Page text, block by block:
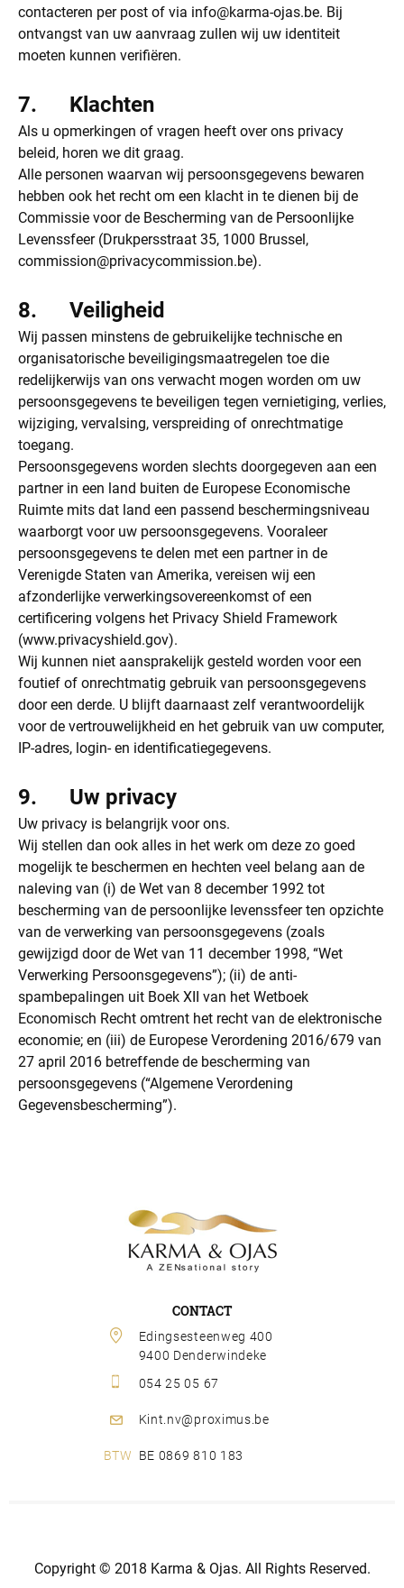
contacteren per post of via info@karma-ojas.be. Bij
ontvangst van uw aanvraag zullen wij uw identiteit
moeten kunnen verifiëren.
7. Klachten
Als u opmerkingen of vragen heeft over ons privacy
beleid, horen we dit graag.
Alle personen waarvan wij persoonsgegevens bewaren
hebben ook het recht om een klacht in te dienen bij de
Commissie voor de Bescherming van de Persoonlijke
Levenssfeer (Drukpersstraat 35, 1000 Brussel,
commission@privacycommission.be).
8. Veiligheid
Wij passen minstens de gebruikelijke technische en
organisatorische beveiligingsmaatregelen toe die
redelijkerwijs van ons verwacht mogen worden om uw
persoonsgegevens te beveiligen tegen vernietiging, verlies,
wijziging, vervalsing, verspreiding of onrechtmatige
toegang.
Persoonsgegevens worden slechts doorgegeven aan een
partner in een land buiten de Europese Economische
Ruimte mits dat land een passend beschermingsniveau
waarborgt voor uw persoonsgegevens. Vooraleer
persoonsgegevens te delen met een partner in de
Verenigde Staten van Amerika, vereisen wij een
afzonderlijke verwerkingsovereenkomst of een
certificering volgens het Privacy Shield Framework
(www.privacyshield.gov).
Wij kunnen niet aansprakelijk gesteld worden voor een
foutief of onrechtmatig gebruik van persoonsgegevens
door een derde. U blijft daarnaast zelf verantwoordelijk
voor de vertrouwelijkheid en het gebruik van uw computer,
IP-adres, login- en identificatiegegevens.
9. Uw privacy
Uw privacy is belangrijk voor ons.
Wij stellen dan ook alles in het werk om deze zo goed
mogelijk te beschermen en hechten veel belang aan de
naleving van (i) de Wet van 8 december 1992 tot
bescherming van de persoonlijke levenssfeer ten opzichte
van de verwerking van persoonsgegevens (zoals
gewijzigd door de Wet van 11 december 1998, “Wet
Verwerking Persoonsgegevens”); (ii) de anti-
spambepalingen uit Boek XII van het Wetboek
Economisch Recht omtrent het recht van de elektronische
economie; en (iii) de Europese Verordening 2016/679 van
27 april 2016 betreffende de bescherming van
persoonsgegevens (“Algemene Verordening
Gegevensbescherming”).
CONTACT
Edingsesteenweg 400
9400 Denderwindeke
054 25 05 67
Kint.nv@proximus.be
BE 0869 810 183
Copyright © 2018 Karma & Ojas. All Rights Reserved.